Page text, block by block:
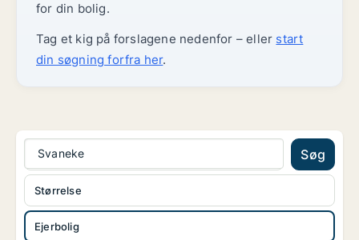
for din bolig.
Tag et kig på forslagene nedenfor – eller start
din søgning forfra her.
Svaneke Søg
Ejerbolig
Størrelse